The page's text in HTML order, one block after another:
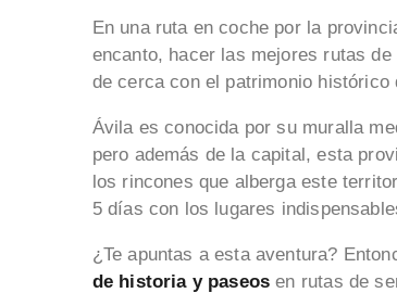
En una ruta en coche por la
encanto, hacer las mejores rutas
de cerca con el patrimonio histórico
Ávila es conocida por su muralla
pero además de la capital, esta
los rincones que alberga este
5 días con los lugares
¿Te apuntas a esta aventura?
de historia y paseos en rutas de